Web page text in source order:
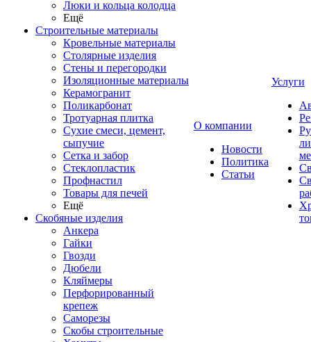
Люки и кольца колодца
Ещё
Строительные материалы
Кровельные материалы
Столярные изделия
Стены и перегородки
Изоляционные материалы
Керамогранит
Поликарбонат
Тротуарная плитка
Сухие смеси, цемент,
сыпучие
Сетка и забор
Стеклопластик
Профнастил
Товары для печей
Ещё
Скобяные изделия
Анкера
Гайки
Гвозди
Дюбели
Кляймеры
Перфорированный
крепеж
Саморезы
Скобы строительные
О компании
Новости
Политика
Статьи
Услуги